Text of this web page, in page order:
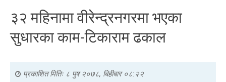
३२ महिनामा वीरेन्द्रनगरमा भएका
सुधारका काम-टिकाराम ढकाल
प्रकाशित मितिः ८ पुष २०७८, बिहीबार ०८:२२